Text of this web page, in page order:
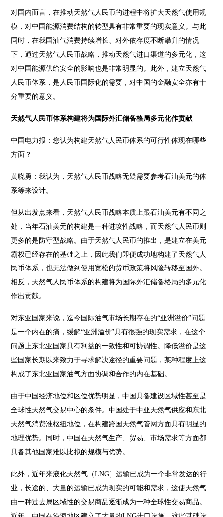
对国内而言，在推动天然气人民币的进程中将扩大天然气使用规
模，对中国能源消费结构的转型具有非常重要的现实意义。与此
同时，在我国油气消费持续增长、对外依存度不断攀升的情况
下，通过天然气人民币战略，推动天然气进口渠道的多元化，这
对中国能源供给安全的影响也是非常明显的。此外，建立天然气
人民币体系，是人民币国际化的需要，对中国的金融安全亦有十
分重要的意义。
天然气人民币体系构建将为国际外汇储备格局多元化作贡献
中国电力报：您认为构建天然气人民币体系的可行性体现在哪些
方面？
黄晓勇：我认为，天然气人民币战略无疑需要参考石油美元的体
系等来设计。
但从出发点来看，天然气人民币战略本质上跟石油美元有不同之
处，当年石油美元的构建是一种进攻性战略，而天然气人民币则
更多的是防守型战略。由于天然气人民币的推出，是建立在美元
霸权已经存在的基础之上，因此我们即便成功地构建了天然气人
民币体系，也无法做到使用宽松的货币政策将风险转移至国外。
相反，天然气人民币体系的构建将为国际外汇储备格局的多元化
作出贡献。
对东亚国家来说，迄今国际油气市场长期存在的“亚洲溢价”问题
是一个内在的痛，缓解“亚洲溢价”具有很强的现实需求，在这个
问题上东北亚国家具有利益的一致性和可协调性。降低溢价是这
些国家长期以来致力于寻求解决途径的重要问题，某种程度上这
构成了东北亚国家油气方面协调和合作的内在基础。
由于中国经济地位和区位优势明显，中国具备建设区域性甚至是
全球性天然气交易中心的条件。中国处于中亚天然气供应和东北
天然气消费准枢纽地位，在构建跨国天然气管网方面具有明显的
地理优势。同时，中国在天然气生产、贸易、市场需求等方面都
具备其他国家难以比拟的规模与优势。
此外，近年来液化天然气（LNG）运输已成为一个非常发达的行
业，长途的、大量的运输已成为现实的可能和需求，这使天然气
由一种过去属区域性的交易商品逐渐成为一种全球性交易商品。